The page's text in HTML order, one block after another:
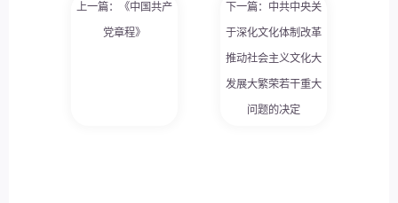
上一篇：《中国共产
党章程》
下一篇：中共中央关
于深化文化体制改革
推动社会主义文化大
发展大繁荣若干重大
问题的决定